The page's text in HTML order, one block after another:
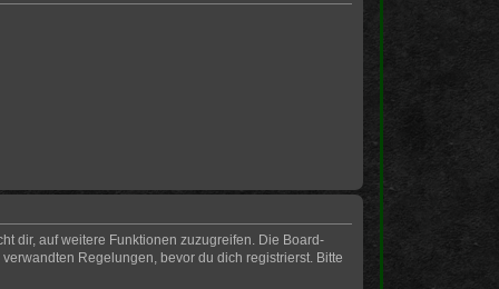
dir, auf weitere Funktionen zuzugreifen. Die Board-
Regelungen, bevor du dich registrierst. Bitte